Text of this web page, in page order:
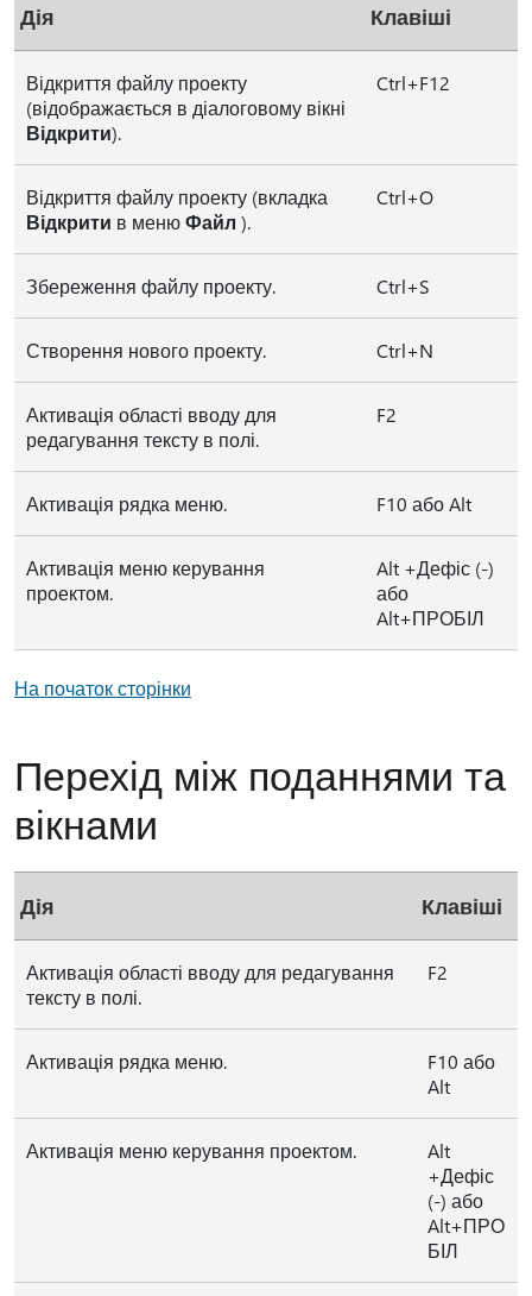
Дія Клавіші
Відкриття файлу проекту
(відображається в діалоговому вікні
Відкрити).
Ctrl+F12
Відкриття файлу проекту (вкладка
Відкрити в менюФайл ).
Ctrl+O
Збереження файлу проекту. Ctrl+S
Створення нового проекту. Ctrl+N
Активація області вводу для
редагування тексту в полі.
F2
Активація рядка меню. F10 або Alt
Активація меню керування
проектом.
Alt +Дефіс (-)
або
Alt+ПРОБІЛ
На початок сторінки
Перехід між поданнями та
вікнами
Дія Клавіші
Активація області вводу для редагування
тексту в полі.
F2
Активація рядка меню.
F10 або
Alt
Активація меню керування проектом.
Alt
+Дефіс
(-) або
Alt+ПРО
БІЛ